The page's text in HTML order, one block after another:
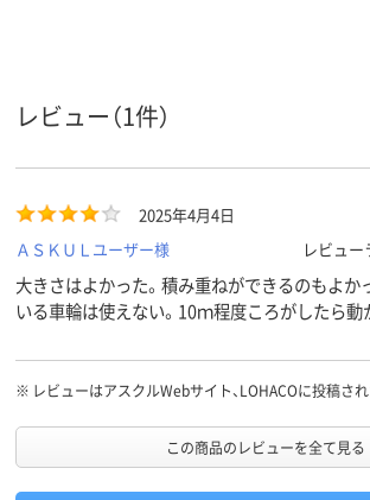
レビュー（1件）
2025年4月4日
ＡＳＫＵＬユーザー様
レビュー
大きさはよかった。積み重ねができるのもよか
いる車輪は使えない。10ｍ程度ころがしたら動
※ レビューはアスクルWebサイト、LOHACOに投稿され
この商品のレビューを全て見る